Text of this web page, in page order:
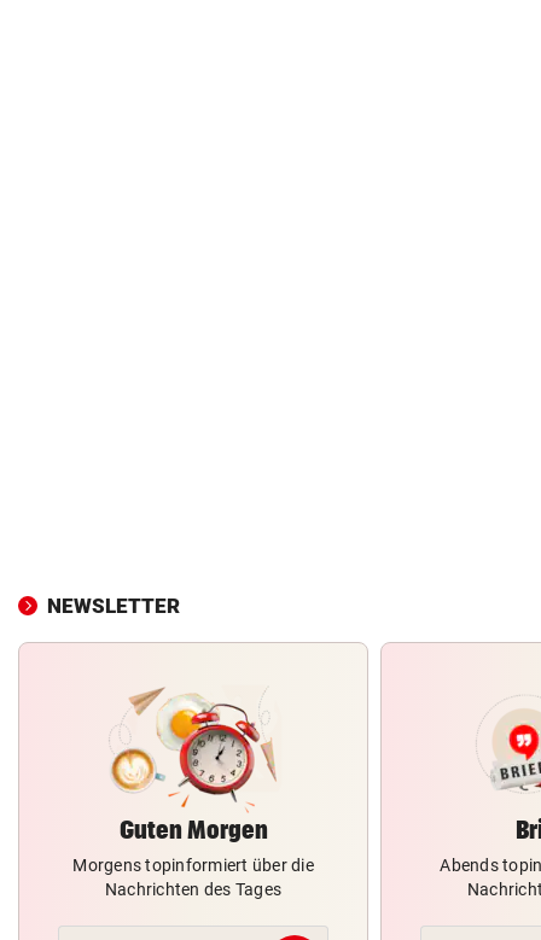
NEWSLETTER
Guten Morgen
Morgens topinformiert über die
Nachrichten des Tages
Abends